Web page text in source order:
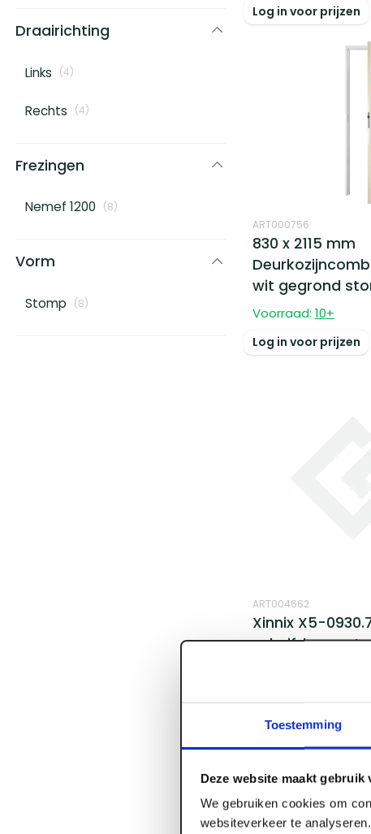
Toestemming
Deze website maakt gebruik
We gebruiken cookies om
websiteverkeer te
Log in voor prijzen
ART000756
830 x 2115 mm
wit gegrond
Voorraad: 10+
Log in voor prijzen
ART004662
Xinnix X5-
Log in voor prijzen
Draairichting
Links (4)
Rechts (4)
Frezingen
Nemef 1200 (8)
Vorm
Stomp (8)